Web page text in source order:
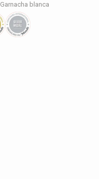
Garnacha blanca